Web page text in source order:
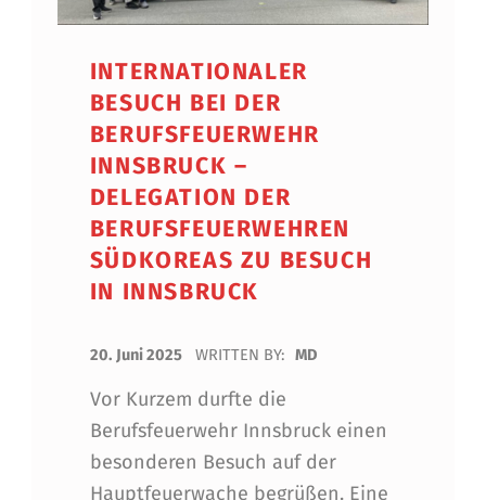
INTERNATIONALER
BESUCH BEI DER
BERUFSFEUERWEHR
INNSBRUCK –
DELEGATION DER
BERUFSFEUERWEHREN
SÜDKOREAS ZU BESUCH
IN INNSBRUCK
20. Juni 2025 WRITTEN BY: MD
Vor Kurzem durfte die
Berufsfeuerwehr Innsbruck einen
besonderen Besuch auf der
Hauptfeuerwache begrüßen. Eine